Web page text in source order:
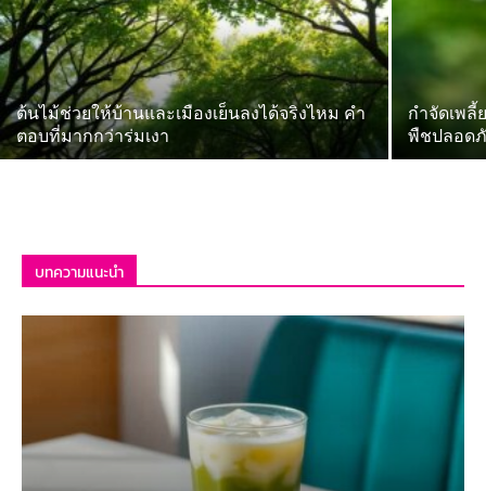
ต้นไม้ช่วยให้บ้านและเมืองเย็นลงได้จริงไหม คำ
ตอบที่มากกว่าร่มเงา
กำจัดเพลี้
พืชปลอด
บทความแนะนำ